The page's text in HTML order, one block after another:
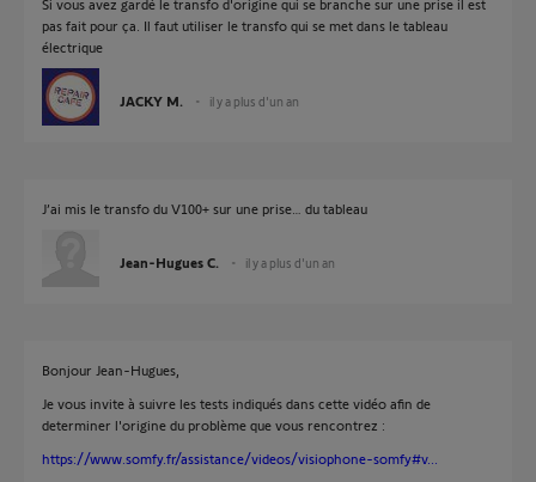
Si vous avez gardé le transfo d'origine qui se branche sur une prise il est
pas fait pour ça. Il faut utiliser le transfo qui se met dans le tableau
électrique
JACKY M. il y a plus d'un an
J’ai mis le transfo du V100+ sur une prise… du tableau
Jean-Hugues C. il y a plus d'un an
Bonjour Jean-Hugues,
Je vous invite à suivre les tests indiqués dans cette vidéo afin de
determiner l'origine du problème que vous rencontrez :
https://www.somfy.fr/assistance/videos/visiophone-somfy#v...